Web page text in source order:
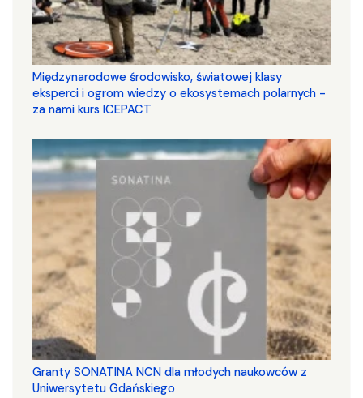
Międzynarodowe środowisko, światowej klasy
eksperci i ogrom wiedzy o ekosystemach polarnych -
za nami kurs ICEPACT
Granty SONATINA NCN dla młodych naukowców z
Uniwersytetu Gdańskiego